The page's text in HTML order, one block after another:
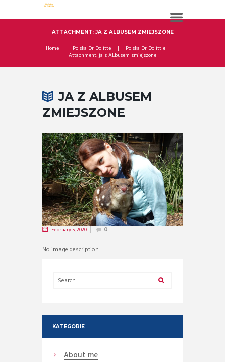
ATTACHMENT: JA Z ALBUSEM ZMIEJSZONE
Home Polska Dr Dolitte
Polska Dr Dolittle
Attachment: ja z ALbusem zmiejszone
JA Z ALBUSEM
ZMIEJSZONE
February 5, 2020 0
No image description ...
KATEGORIE
About me